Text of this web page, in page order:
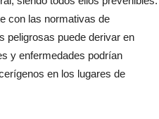
con las normativas de
peligrosas puede derivar en
y enfermedades podrían
en los lugares de